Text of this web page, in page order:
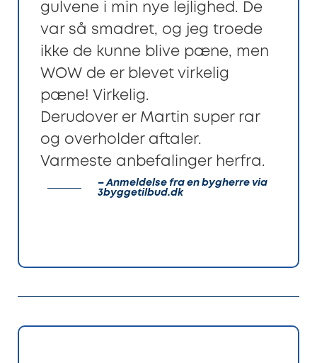
gulvene i min nye lejlighed. De
var så smadret, og jeg troede
ikke de kunne blive pæne, men
WOW de er blevet virkelig
pæne! Virkelig.
Derudover er Martin super rar
og overholder aftaler.
Varmeste anbefalinger herfra.
– Anmeldelse fra en bygherre via
3byggetilbud.dk